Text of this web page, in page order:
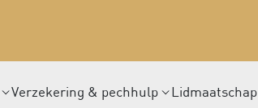
Verzekering & pechhulp Lidmaatschap